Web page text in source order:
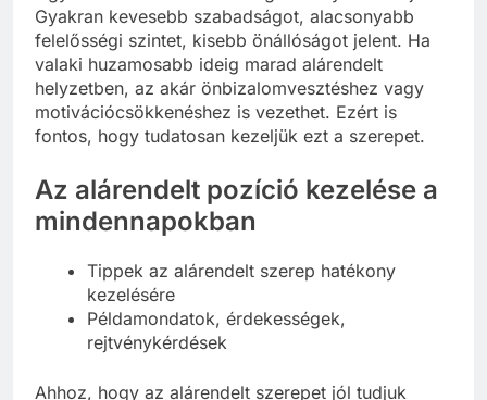
Ugyanakkor az alárendeltség hátrányokkal is jár.
Gyakran kevesebb szabadságot, alacsonyabb
felelősségi szintet, kisebb önállóságot jelent. Ha
valaki huzamosabb ideig marad alárendelt
helyzetben, az akár önbizalomvesztéshez vagy
motivációcsökkenéshez is vezethet. Ezért is
Az alárendelt pozíció kezelése a
mindennapokban
Tippek az alárendelt szerep hatékony
kezelésére
Példamondatok, érdekességek,